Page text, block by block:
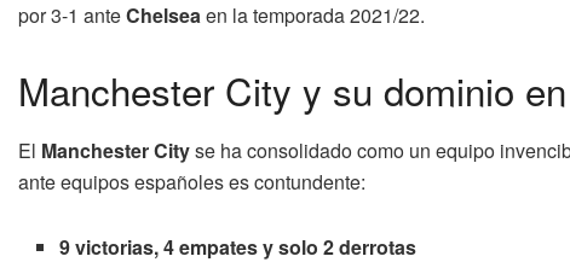
por 3-1 anteChelseaen la temporada 2021/22.
Manchester City y su dominio
El Manchester Cityse ha consolidado como un equipo
ante equipos españoles es contundente:
9 victorias, 4 empates y solo 2 derrotas